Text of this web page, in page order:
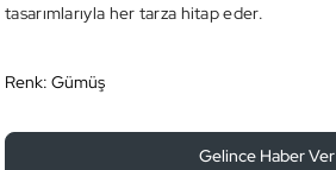
tasarımlarıyla her tarza hitap eder.
Renk: Gümüş
Gelince Haber Ver